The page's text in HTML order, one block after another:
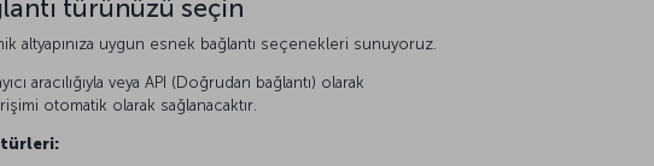
türünüzü seçin
altyapınıza uygun esnek bağlantı seçenekleri sunuyoruz.
aracılığıyla veya API (Doğrudan bağlantı) olarak
otomatik olarak sağlanacaktır.
türleri: